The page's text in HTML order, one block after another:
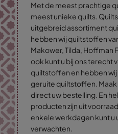
Met de meest prachtige
meest unieke quilts.
uitgebreid assortiment
hebben wij quiltstoffen
Makower, Tilda, Hoffman
ook kunt u bij ons terecht
quiltstoffen en hebben
geruite quiltstoffen. Maak
direct uw bestelling. En
producten zijn uit
enkele werkdagen kunt u
verwachten.